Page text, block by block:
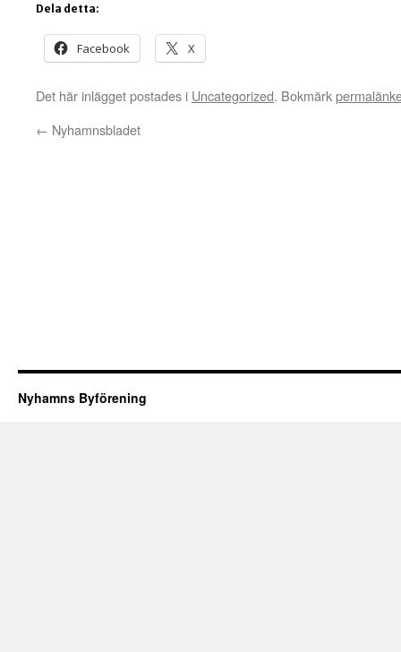
Dela detta:
Facebook X
Det här inlägget postades i Uncategorized. Bokmärk
← Nyhamnsbladet
Nyhamns Byförening